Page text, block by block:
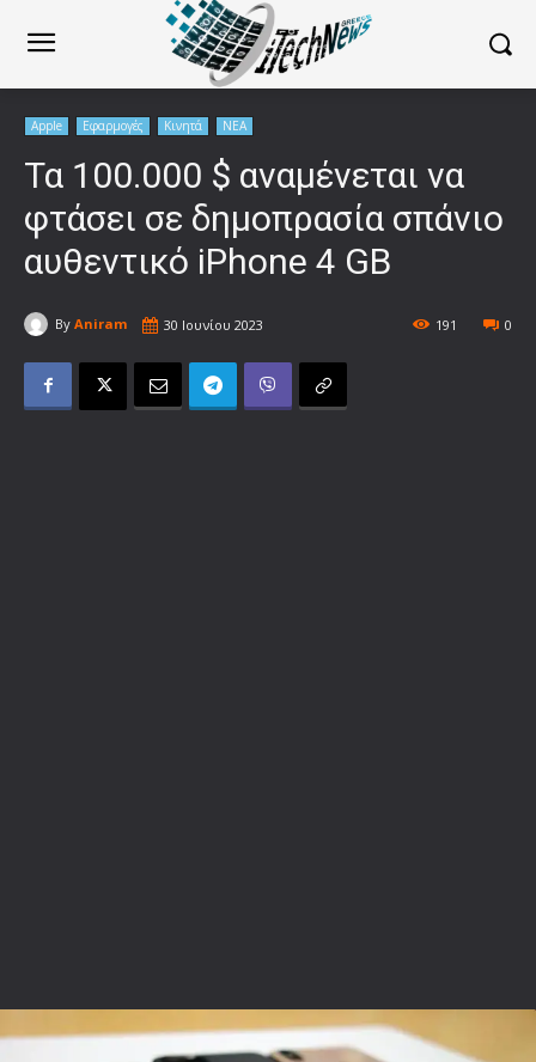
Apple Εφαρμογές Κινητά ΝΕΑ
Τα 100.000 $ αναμένεται να
φτάσει σε δημοπρασία σπάνιο
αυθεντικό iPhone 4 GB
By Aniram 30 Ιουνίου 2023 0
191